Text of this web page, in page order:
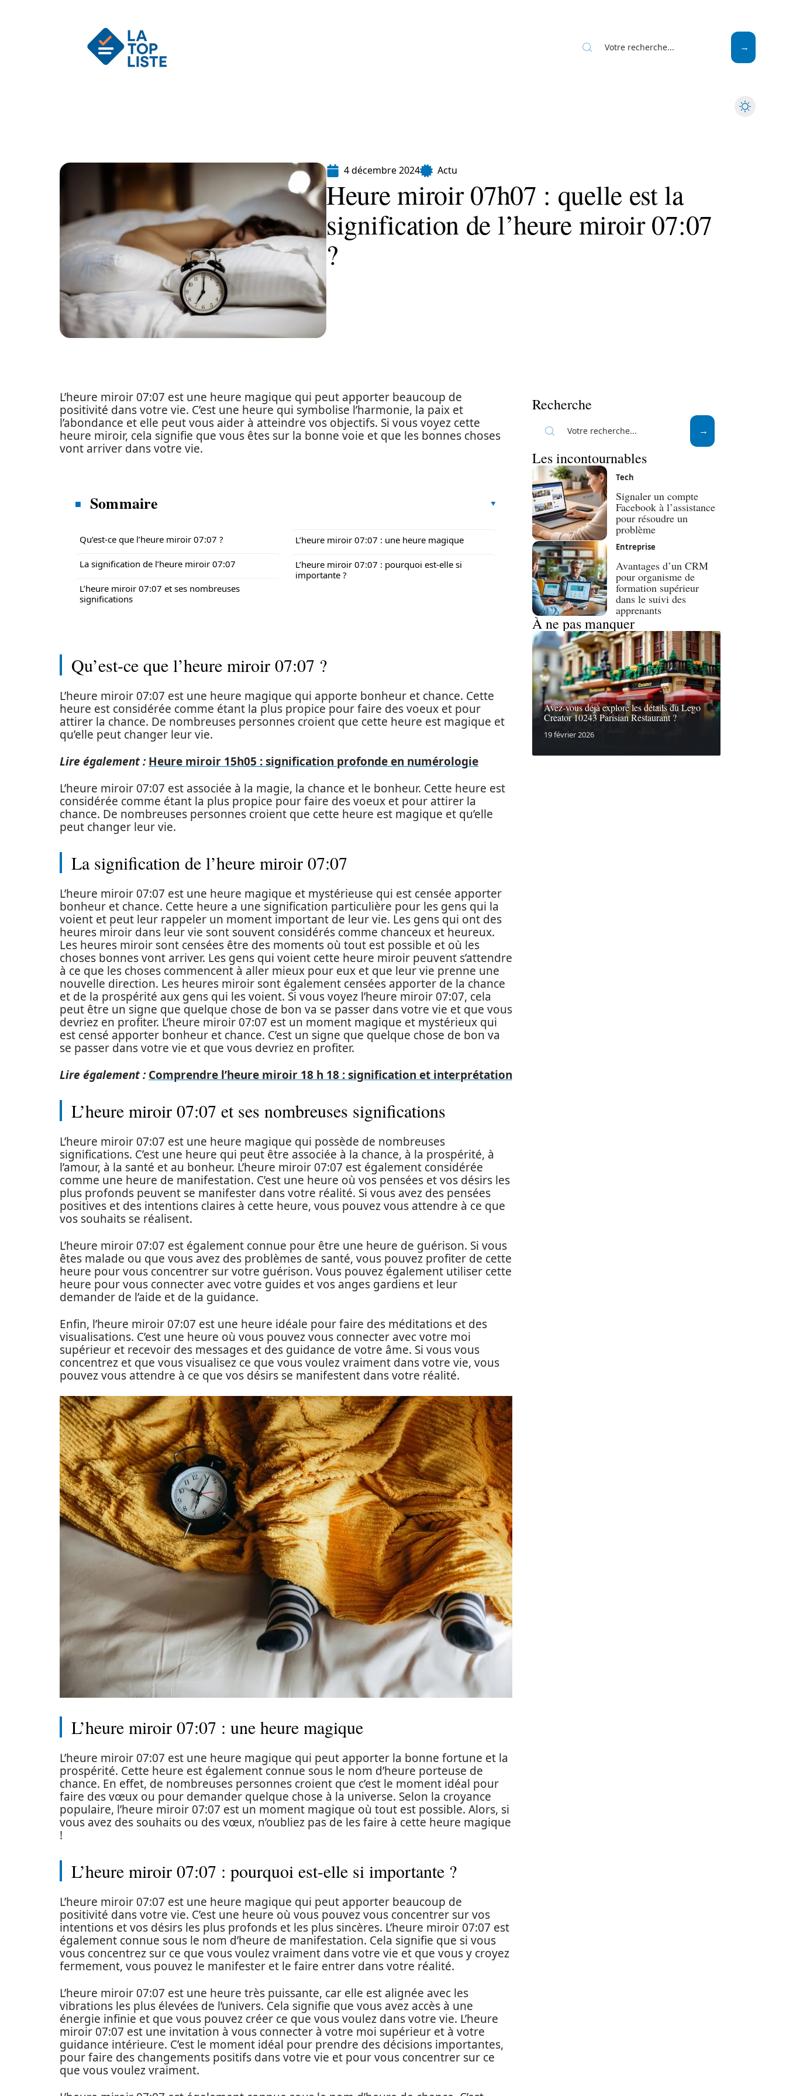
4 décembre 2024 Actu
Heure miroir 07h07 : quelle est la
signification de l’heure miroir 07:07
?
L’heure miroir 07:07 est une heure magique qui peut apporter beaucoup de
positivité dans votre vie. C’est une heure qui symbolise l’harmonie, la paix et
l’abondance et elle peut vous aider à atteindre vos objectifs. Si vous voyez cette
heure miroir, cela signifie que vous êtes sur la bonne voie et que les bonnes choses
vont arriver dans votre vie.
Sommaire
Qu’est-ce que l’heure miroir 07:07 ?
La signification de l’heure miroir 07:07
L’heure miroir 07:07 et ses nombreuses
significations
L’heure miroir 07:07 : une heure magique
L’heure miroir 07:07 : pourquoi est-elle si
importante ?
Qu’est-ce que l’heure miroir 07:07 ?
L’heure miroir 07:07 est une heure magique qui apporte bonheur et chance. Cette
heure est considérée comme étant la plus propice pour faire des voeux et pour
attirer la chance. De nombreuses personnes croient que cette heure est magique et
qu’elle peut changer leur vie.
Lire également : Heure miroir 15h05 : signification profonde en numérologie
L’heure miroir 07:07 est associée à la magie, la chance et le bonheur. Cette heure est
considérée comme étant la plus propice pour faire des voeux et pour attirer la
chance. De nombreuses personnes croient que cette heure est magique et qu’elle
peut changer leur vie.
La signification de l’heure miroir 07:07
L’heure miroir 07:07 est une heure magique et mystérieuse qui est censée apporter
bonheur et chance. Cette heure a une signification particulière pour les gens qui la
voient et peut leur rappeler un moment important de leur vie. Les gens qui ont des
heures miroir dans leur vie sont souvent considérés comme chanceux et heureux.
Les heures miroir sont censées être des moments où tout est possible et où les
choses bonnes vont arriver. Les gens qui voient cette heure miroir peuvent s’attendre
à ce que les choses commencent à aller mieux pour eux et que leur vie prenne une
nouvelle direction. Les heures miroir sont également censées apporter de la chance
et de la prospérité aux gens qui les voient. Si vous voyez l’heure miroir 07:07, cela
peut être un signe que quelque chose de bon va se passer dans votre vie et que vous
devriez en profiter. L’heure miroir 07:07 est un moment magique et mystérieux qui
est censé apporter bonheur et chance. C’est un signe que quelque chose de bon va
se passer dans votre vie et que vous devriez en profiter.
Lire également : Comprendre l’heure miroir 18 h 18 : signification et interprétation
L’heure miroir 07:07 et ses nombreuses significations
L’heure miroir 07:07 est une heure magique qui possède de nombreuses
significations. C’est une heure qui peut être associée à la chance, à la prospérité, à
l’amour, à la santé et au bonheur. L’heure miroir 07:07 est également considérée
comme une heure de manifestation. C’est une heure où vos pensées et vos désirs les
plus profonds peuvent se manifester dans votre réalité. Si vous avez des pensées
positives et des intentions claires à cette heure, vous pouvez vous attendre à ce que
vos souhaits se réalisent.
L’heure miroir 07:07 est également connue pour être une heure de guérison. Si vous
êtes malade ou que vous avez des problèmes de santé, vous pouvez profiter de cette
heure pour vous concentrer sur votre guérison. Vous pouvez également utiliser cette
heure pour vous connecter avec votre guides et vos anges gardiens et leur
demander de l’aide et de la guidance.
Enfin, l’heure miroir 07:07 est une heure idéale pour faire des méditations et des
visualisations. C’est une heure où vous pouvez vous connecter avec votre moi
supérieur et recevoir des messages et des guidance de votre âme. Si vous vous
concentrez et que vous visualisez ce que vous voulez vraiment dans votre vie, vous
pouvez vous attendre à ce que vos désirs se manifestent dans votre réalité.
L’heure miroir 07:07 : une heure magique
L’heure miroir 07:07 est une heure magique qui peut apporter la bonne fortune et la
prospérité. Cette heure est également connue sous le nom d’heure porteuse de
chance. En effet, de nombreuses personnes croient que c’est le moment idéal pour
faire des vœux ou pour demander quelque chose à la universe. Selon la croyance
populaire, l’heure miroir 07:07 est un moment magique où tout est possible. Alors, si
vous avez des souhaits ou des vœux, n’oubliez pas de les faire à cette heure magique
!
L’heure miroir 07:07 : pourquoi est-elle si importante ?
L’heure miroir 07:07 est une heure magique qui peut apporter beaucoup de
positivité dans votre vie. C’est une heure où vous pouvez vous concentrer sur vos
intentions et vos désirs les plus profonds et les plus sincères. L’heure miroir 07:07 est
également connue sous le nom d’heure de manifestation. Cela signifie que si vous
vous concentrez sur ce que vous voulez vraiment dans votre vie et que vous y croyez
fermement, vous pouvez le manifester et le faire entrer dans votre réalité.
L’heure miroir 07:07 est une heure très puissante, car elle est alignée avec les
vibrations les plus élevées de l’univers. Cela signifie que vous avez accès à une
énergie infinie et que vous pouvez créer ce que vous voulez dans votre vie. L’heure
miroir 07:07 est une invitation à vous connecter à votre moi supérieur et à votre
guidance intérieure. C’est le moment idéal pour prendre des décisions importantes,
pour faire des changements positifs dans votre vie et pour vous concentrer sur ce
que vous voulez vraiment.
Recherche
Les incontournables
Tech
Signaler un compte
Facebook à l’assistance
pour résoudre un
problème
Entreprise
Avantages d’un CRM
pour organisme de
formation supérieur
dans le suivi des
apprenants
À ne pas manquer
Avez-vous déjà exploré les détails du Lego
Creator 10243 Parisian Restaurant ?
19 février 2026